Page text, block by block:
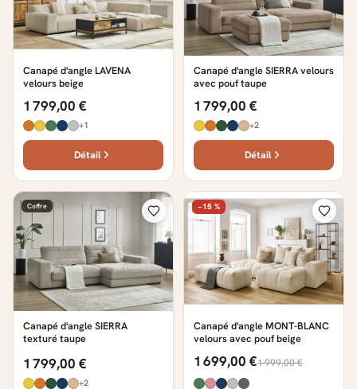
Canapé d'angle LAVENA
velours beige
1 799,00 €
+1
Détail
Canapé d'angle SIERRA velours
avec pouf taupe
1 799,00 €
+2
Détail
Coffre
Canapé d'angle SIERRA
texturé taupe
1 799,00 €
+2
−15 %
Canapé d'angle MONT-BLANC
velours avec pouf beige
1 699,00 €1 999,00 €